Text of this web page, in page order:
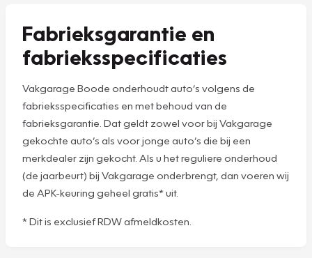
Fabrieksgarantie en
fabrieksspecificaties
Vakgarage Boode onderhoudt auto’s volgens de
fabrieksspecificaties en met behoud van de
fabrieksgarantie. Dat geldt zowel voor bij Vakgarage
gekochte auto’s als voor jonge auto’s die bij een
merkdealer zijn gekocht. Als u het reguliere onderhoud
(de jaarbeurt) bij Vakgarage onderbrengt, dan voeren wij
de APK-keuring geheel gratis* uit.
* Dit is exclusief RDW afmeldkosten.